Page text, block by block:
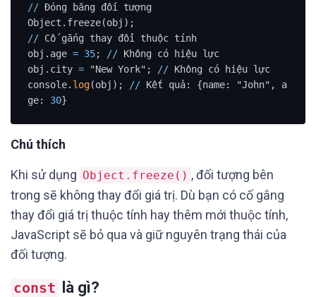
// Đóng băng đối tượng
// Cố gắng thay đổi thuộc tính
obj.age = 35; // Không có hiệu lực
obj.city = "New York"; // Không có hiệu lực
console. log(obj); // Kết quả: {name: "John", a
ge: 30
Chú thích
Khi sử dụng Object.freeze() , đối tượng bên
trong sẽ không thay đổi giá trị. Dù bạn có cố gắng
thay đổi giá trị thuộc tính hay thêm mới thuộc tính,
JavaScript sẽ bỏ qua và giữ nguyên trạng thái của
đối tượng.
const là gì?